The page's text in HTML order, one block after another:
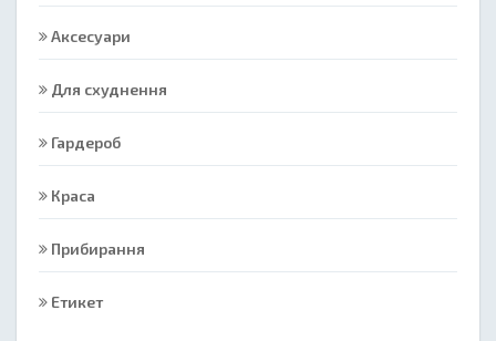
Аксесуари
Для схуднення
Гардероб
Краса
Прибирання
Етикет